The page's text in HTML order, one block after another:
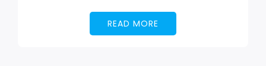
READ MORE